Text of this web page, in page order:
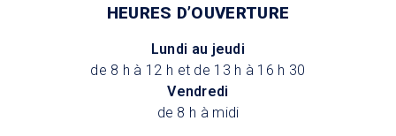
HEURES D’OUVERTURE
Lundi au jeudi
de 8 h à 12 h et de 13 h à 16 h 30
Vendredi
de 8 h à midi